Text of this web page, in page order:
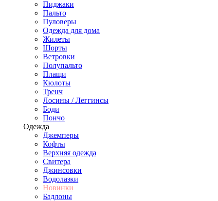
Пиджаки
Пальто
Пуловеры
Одежда для дома
Жилеты
Шорты
Ветровки
Полупальто
Плащи
Кюлоты
Тренч
Лосины / Леггинсы
Боди
Пончо
Одежда
Джемперы
Кофты
Верхняя одежда
Свитера
Джинсовки
Водолазки
Новинки
Бадлоны